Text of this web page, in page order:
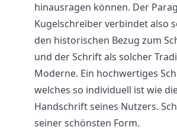
hinausragen können. Der
Kugelschreiber verbindet also
den historischen Bezug zum
und der Schrift als solcher
Moderne. Ein hochwertiges
welches so individuell ist wie
Handschrift seines Nutzers.
seiner schönsten Form.